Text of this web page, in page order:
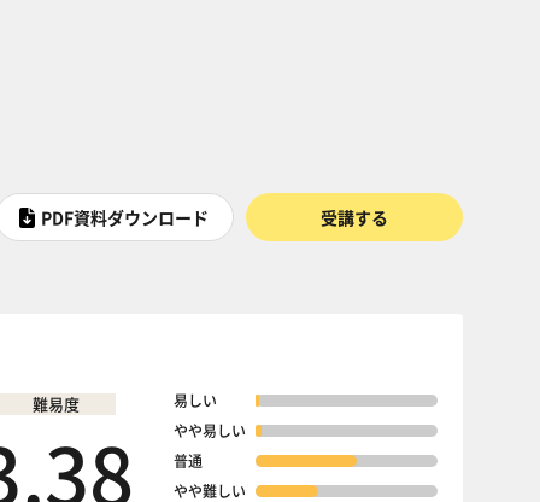
PDF資料ダウンロード 受講する
難易度
易しい
やや易しい
普通
やや難しい